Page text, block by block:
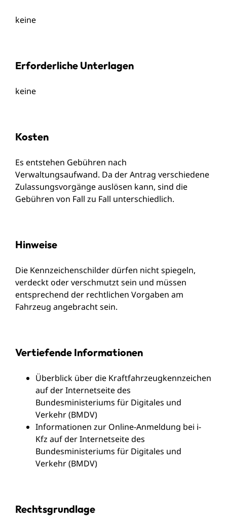
keine
Erforderliche Unterlagen
keine
Kosten
Es entstehen Gebühren nach
Verwaltungsaufwand. Da der Antrag verschiedene
Zulassungsvorgänge auslösen kann, sind die
Gebühren von Fall zu Fall unterschiedlich.
Hinweise
Die Kennzeichenschilder dürfen nicht spiegeln,
verdeckt oder verschmutzt sein und müssen
entsprechend der rechtlichen Vorgaben am
Fahrzeug angebracht sein.
Vertiefende Informationen
Überblick über die Kraftfahrzeugkennzeichen
auf der Internetseite des
Bundesministeriums für Digitales und
Verkehr (BMDV)
Informationen zur Online-Anmeldung bei i-
Kfz auf der Internetseite des
Bundesministeriums für Digitales und
Verkehr (BMDV)
Rechtsgrundlage